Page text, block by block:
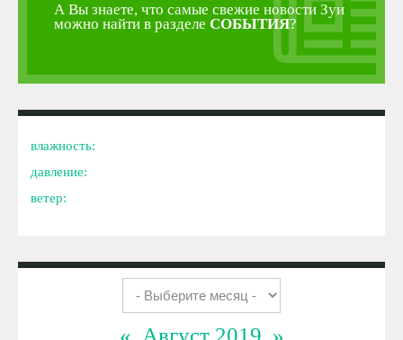
А Вы знаете, что самые свежие новости Зуи
можно найти в разделе СОБЫТИЯ?
влажность:
давление:
ветер: